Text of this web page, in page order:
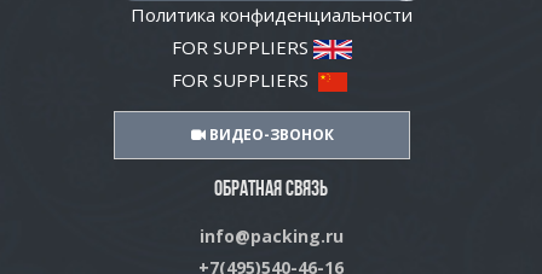
Политика конфиденциальности
FOR SUPPLIERS
FOR SUPPLIERS
ВИДЕО-ЗВОНОК
ОБРАТНАЯ СВЯЗЬ
info@packing.ru
+7(495)540-46-16